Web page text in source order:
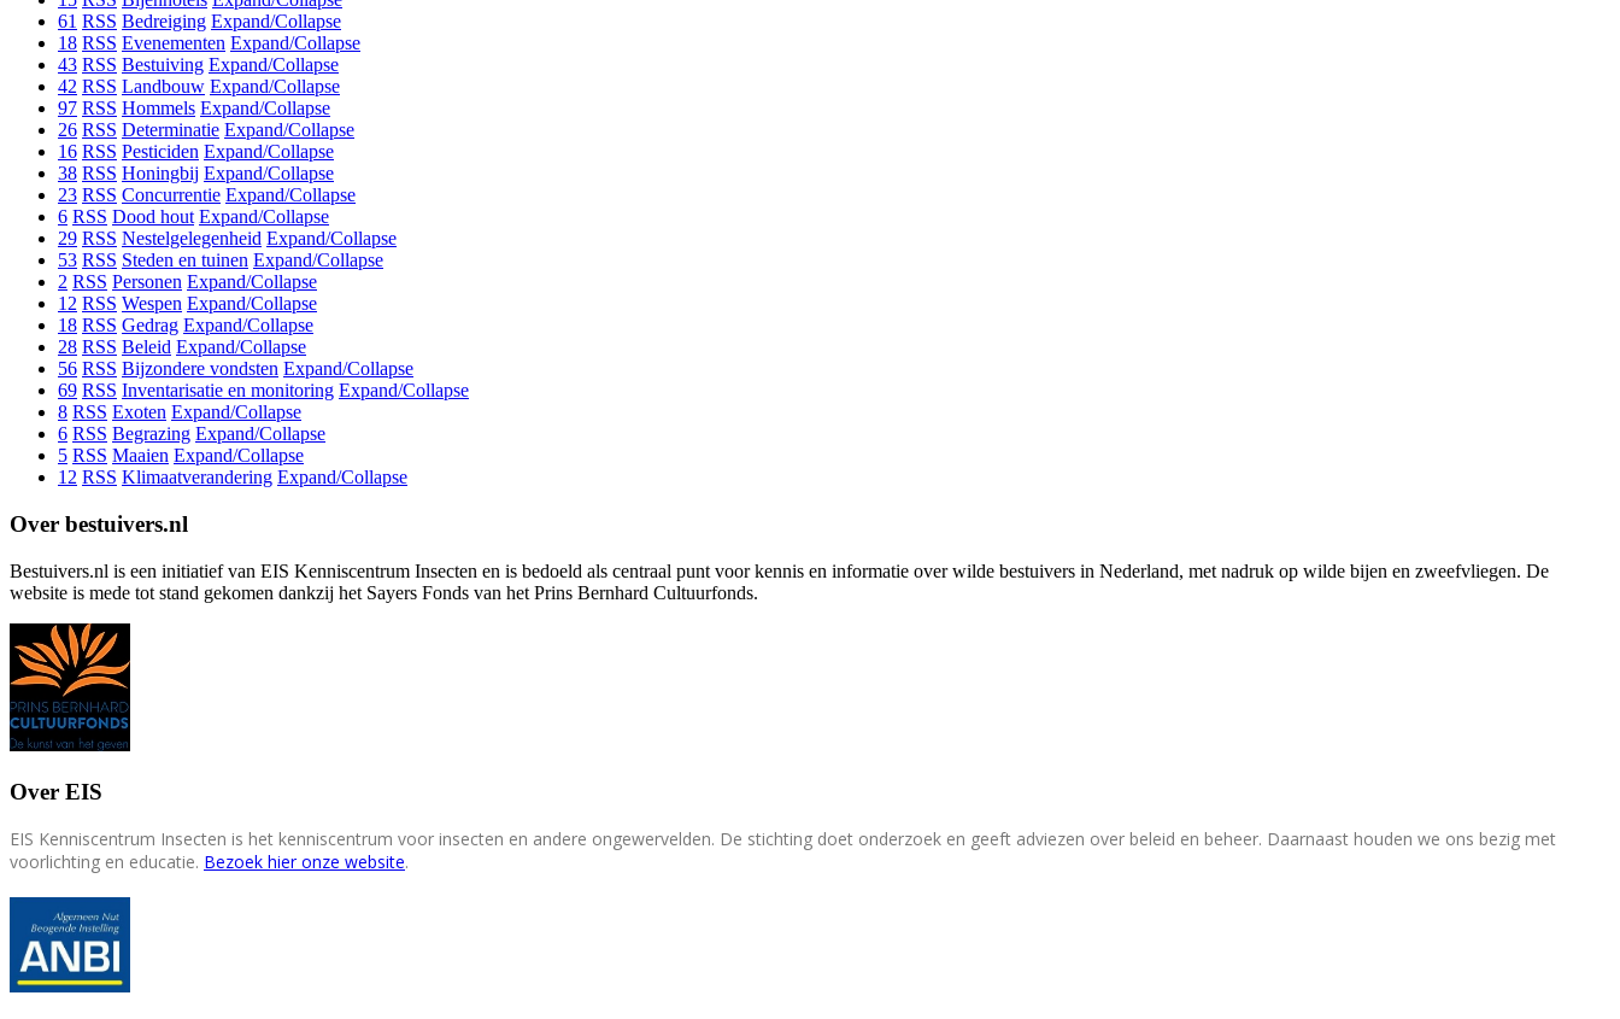
61 RSS Bedreiging Expand/Collapse
18 RSS Evenementen Expand/Collapse
43 RSS Bestuiving Expand/Collapse
42 RSS Landbouw Expand/Collapse
97 RSS Hommels Expand/Collapse
26 RSS Determinatie Expand/Collapse
16 RSS Pesticiden Expand/Collapse
38 RSS Honingbij Expand/Collapse
23 RSS Concurrentie Expand/Collapse
6 RSS Dood hout Expand/Collapse
29 RSS Nestelgelegenheid Expand/Collapse
53 RSS Steden en tuinen Expand/Collapse
2 RSS Personen Expand/Collapse
12 RSS Wespen Expand/Collapse
18 RSS Gedrag Expand/Collapse
28 RSS Beleid Expand/Collapse
56 RSS Bijzondere vondsten Expand/Collapse
69 RSS Inventarisatie en monitoring Expand/Collapse
8 RSS Exoten Expand/Collapse
6 RSS Begrazing Expand/Collapse
5 RSS Maaien Expand/Collapse
12 RSS Klimaatverandering Expand/Collapse
Over bestuivers.nl
Bestuivers.nl is een initiatief van EIS Kenniscentrum Insecten en is bedoeld als centraal punt voor kennis en informatie over wilde bestuivers in Nederland, met nadruk op wilde bijen en zweefvliegen. De
website is mede tot stand gekomen dankzij het Sayers Fonds van het Prins Bernhard Cultuurfonds.
Over EIS
EIS Kenniscentrum Insecten is het kenniscentrum voor insecten en andere ongewervelden. De stichting doet onderzoek en geeft adviezen over beleid en beheer. Daarnaast houden we ons bezig met
voorlichting en educatie. Bezoek hier onze website.